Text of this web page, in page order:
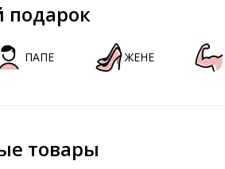
ПАПЕ ЖЕНЕ
товары